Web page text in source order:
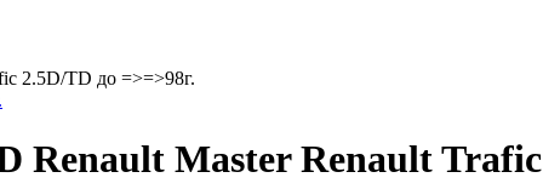
2.5D/TD до =>=>98г.
Renault Master Renault Trafic